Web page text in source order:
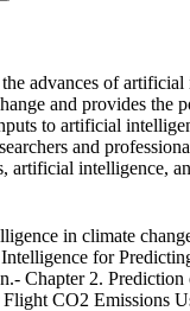
advances of artificial
and provides the
to artificial
and
artificial intelligence,
in climate
for
Chapter 2.
CO2 Emissions